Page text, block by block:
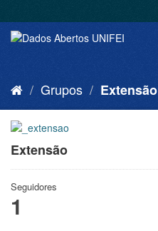
Grupos Extensão
Extensão
Seguidores
1